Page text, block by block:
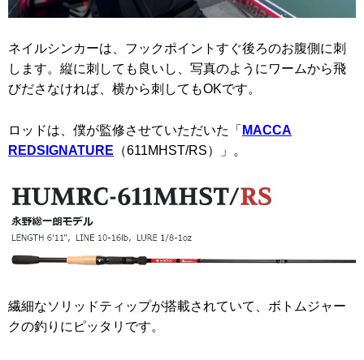
ネイルシンカーは、フックポイントすぐ後ろのお腹側に刺
します。縦に刺しても良いし、写真のようにワームから飛
びださなければ、横から刺してもOKです。
ロッドは、僕が監修させていただいた「 MACCA
REDSIGNATURE （611MHST/RS）」。
繊細なソリッドティップが搭載されていて、ボトムジャー
クの釣りにピッタリです。